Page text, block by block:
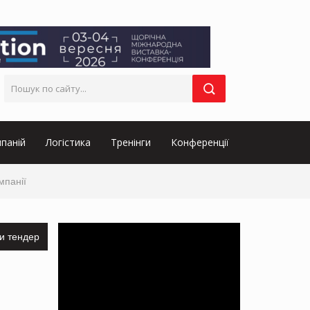
Логістика Тренінги Конференції
тендер